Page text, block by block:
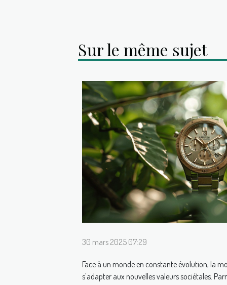
Sur le même sujet
30 mars 2025 07:29
Face à un monde en constante évolution, la
s'adapter aux nouvelles valeurs sociétales.